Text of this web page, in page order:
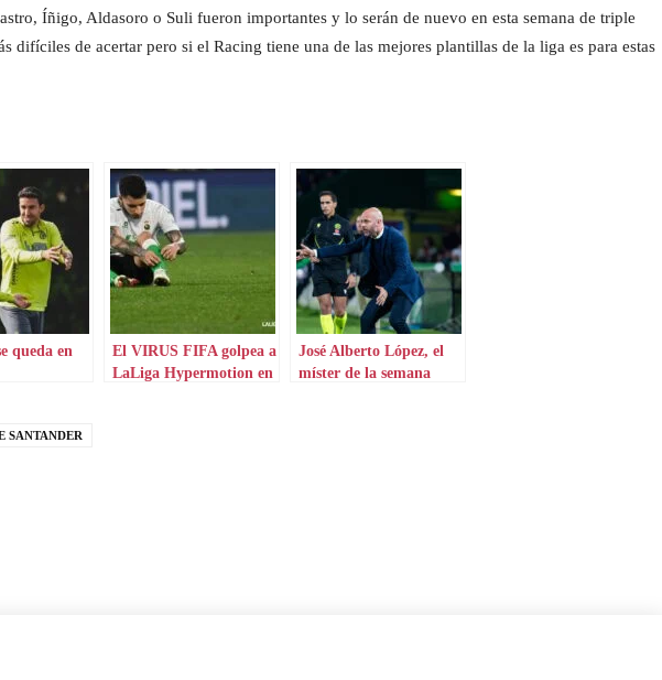
Íñigo, Aldasoro o Suli fueron importantes y lo serán de nuevo en esta semana de triple
difíciles de acertar pero si el Racing tiene una de las mejores plantillas de la liga es para estas
queda en
El VIRUS FIFA golpea a
LaLiga Hypermotion en
José Alberto López, el
míster de la semana
SANTANDER